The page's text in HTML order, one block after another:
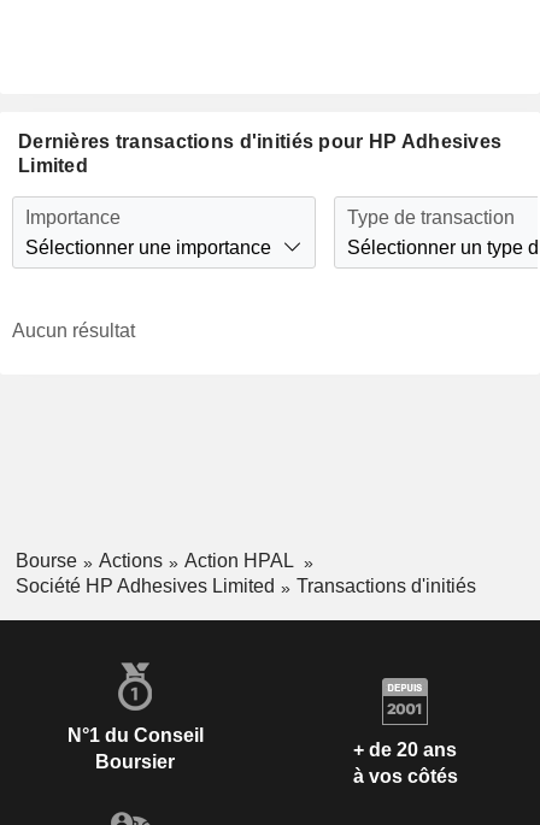
Dernières transactions d'initiés pour HP Adhesives
Limited
Importance
Sélectionner une importance
Type de transaction
Sélectionner un type
Aucun résultat
Bourse Actions
Action HPAL
Société HP Adhesives Limited
Transactions d'initiés
N°1 du Conseil
Boursier
+ de 20 ans
à vos côtés